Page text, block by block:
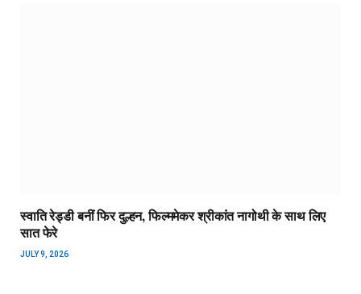
स्वाति रेड्डी बनीं फिर दुल्हन, फिल्ममेकर श्रीकांत नागोथी के साथ लिए
सात फेरे
JULY 9, 2026